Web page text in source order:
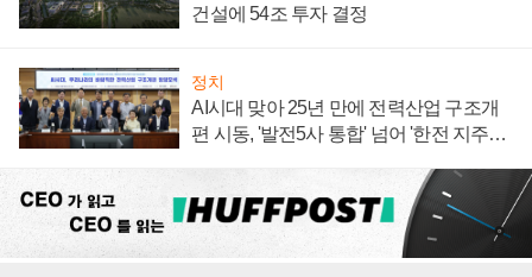
건설에 54조 투자 결정
정치
AI시대 맞아 25년 만에 전력산업 구조개
편 시동, '발전5사 통합' 넘어 '한전 지주사'